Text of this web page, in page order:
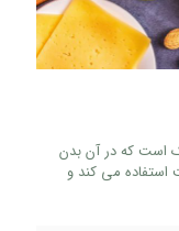
است که در آن بدن
استفاده می کند و